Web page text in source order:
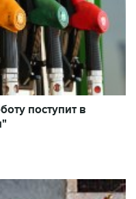
поступит в